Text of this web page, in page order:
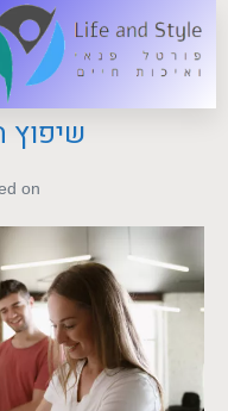
קטגוריה:
שיפוץ
on